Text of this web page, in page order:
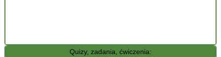
Quizy, zadania, ćwiczenia: